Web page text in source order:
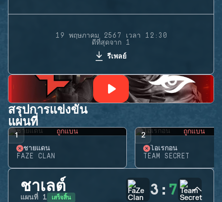
19 พฤษภาคม 2567 เวลา 12:30
ดีที่สุดจาก 1
รีเพลย์
สรุปการแข่งขัน
แผนที่
1 ถูกแบน
ชายแดน
FAZE CLAN
2 ถูกแบน
โอเรกอน
TEAM SECRET
ชาเลต์
แผนที่ 1 เสร็จสิ้น 3 : 7